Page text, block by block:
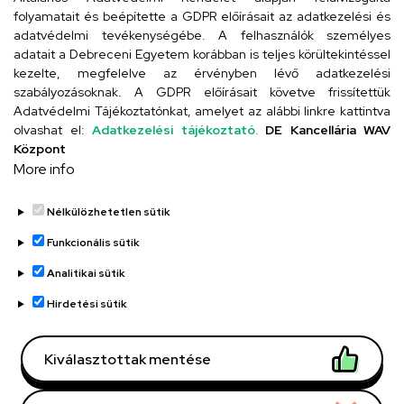
Szervezeti telefonkönyv
UD telefonkönyv
Adatvédelem
Adatvédelem
Régi oldal
Technikai információk
folyamatait és beépítette a GDPR előírásait az adatkezelési és
adatvédelmi tevékenységébe. A felhasználók személyes
adatait a Debreceni Egyetem korábban is teljes körültekintéssel
kezelte, megfelelve az érvényben lévő adatkezelési
szabályozásoknak. A GDPR előírásait követve frissítettük
Adatvédelmi Tájékoztatónkat, amelyet az alábbi linkre kattintva
olvashat el: Adatkezelési tájékoztató. DE Kancellária WAV
Központ
More info
Nélkülözhetetlen sütik
Funkcionális sütik
Analitikai sütik
Hirdetési sütik
Kiválasztottak mentése